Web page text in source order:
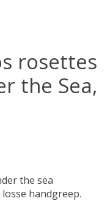
rosettes
the Sea,
the sea
handgreep.